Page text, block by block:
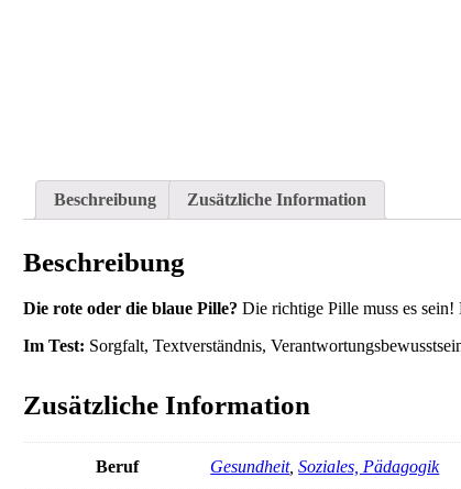
Beschreibung Zusätzliche Information
Beschreibung
Die rote oder die blaue Pille? Die richtige Pille muss es
Im Test: Sorgfalt, Textverständnis,
Zusätzliche Information
Beruf Gesundheit,Soziales, Pädagogik